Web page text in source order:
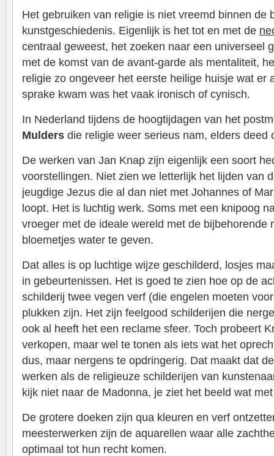
Het gebruiken van religie is niet vreemd binnen de
kunstgeschiedenis. Eigenlijk is het tot en met de
centraal geweest, het zoeken naar een universeel
met de komst van de avant-garde als mentaliteit,
religie zo ongeveer het eerste heilige huisje wat er
sprake kwam was het vaak ironisch of cynisch.
In Nederland tijdens de hoogtijdagen van het
Mulders die religie weer serieus nam, elders deed
De werken van Jan Knap zijn eigenlijk een soort
voorstellingen. Niet zien we letterlijk het lijden van
jeugdige Jezus die al dan niet met Johannes of
loopt. Het is luchtig werk. Soms met een knipoog
vroeger met de ideale wereld met de bijbehorende
bloemetjes water te geven.
Dat alles is op luchtige wijze geschilderd, losjes
in gebeurtenissen. Het is goed te zien hoe op de
schilderij twee vegen verf (die engelen moeten
plukken zijn. Het zijn feelgood schilderijen die
ook al heeft het een reclame sfeer. Toch probeert
verkopen, maar wel te tonen als iets wat het
dus, maar nergens te opdringerig. Dat maakt dat
werken als de religieuze schilderijen van
kijk niet naar de Madonna, je ziet het beeld wat
De grotere doeken zijn qua kleuren en verf
meesterwerken zijn de aquarellen waar alle
optimaal tot hun recht komen.